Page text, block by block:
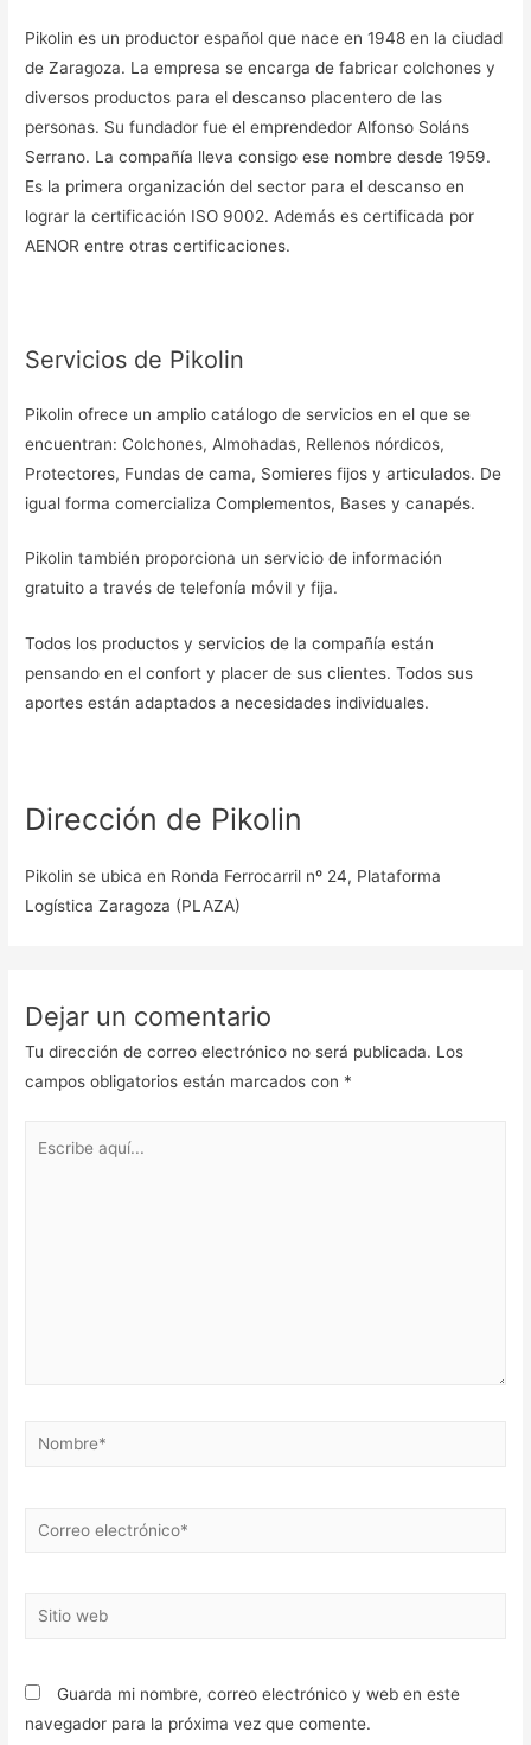
Pikolin es un productor español que nace en 1948 en la ciudad
de Zaragoza. La empresa se encarga de fabricar colchones y
diversos productos para el descanso placentero de las
personas. Su fundador fue el emprendedor Alfonso Soláns
Serrano. La compañía lleva consigo ese nombre desde 1959.
Es la primera organización del sector para el descanso en
lograr la certificación ISO 9002. Además es certificada por
AENOR entre otras certificaciones.
Servicios de Pikolin
Pikolin ofrece un amplio catálogo de servicios en el que se
encuentran: Colchones, Almohadas, Rellenos nórdicos,
Protectores, Fundas de cama, Somieres fijos y articulados. De
igual forma comercializa Complementos, Bases y canapés.
Pikolin también proporciona un servicio de información
gratuito a través de telefonía móvil y fija.
Todos los productos y servicios de la compañía están
pensando en el confort y placer de sus clientes. Todos sus
aportes están adaptados a necesidades individuales.
Dirección de Pikolin
Pikolin se ubica en Ronda Ferrocarril nº 24, Plataforma
Logística Zaragoza (PLAZA)
Dejar un comentario
Tu dirección de correo electrónico no será publicada. Los
campos obligatorios están marcados con *
Nombre*
Correo
Sitio
Guarda mi nombre, correo electrónico y web en este
navegador para la próxima vez que comente.